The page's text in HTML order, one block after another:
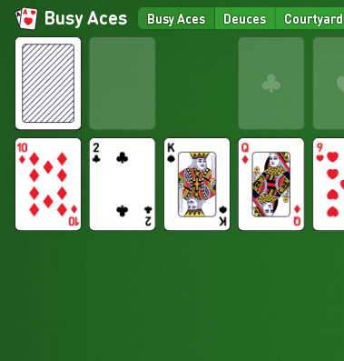
Busy Aces Busy Aces Deuces Courtyard